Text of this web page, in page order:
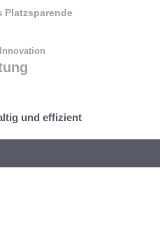
Platzsparende
und effizient